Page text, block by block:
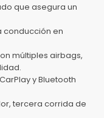
que asegura un
conducción en
múltiples airbags,
y Bluetooth
tercera corrida de